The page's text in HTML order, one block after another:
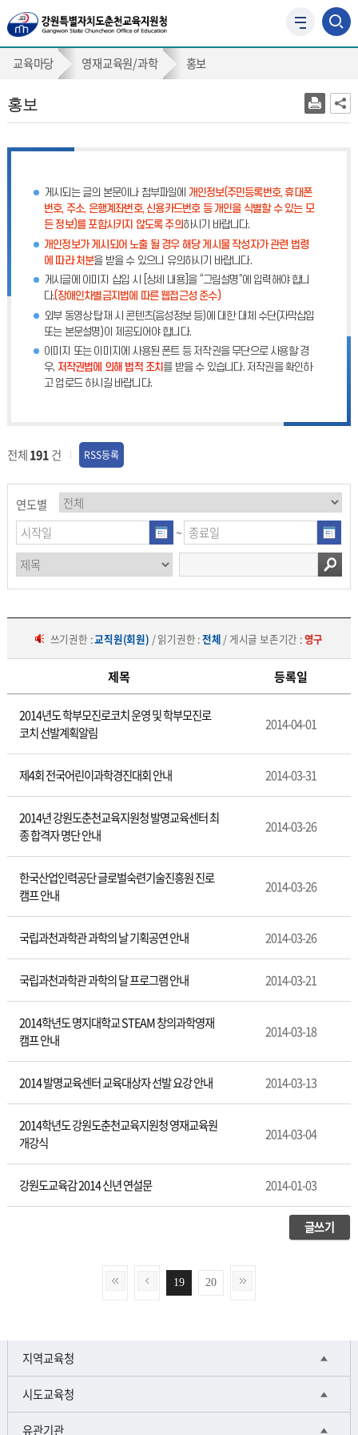
사
가
홍교육마당 영재교육원/과학 홍보
홍보
게시되는 글의 본문이나 첨부파일에 개인정보(주민등록번호, 휴대폰
번호, 주소, 은행계좌번호, 신용카드번호 등 개인을 식별할 수 있는 모
든 정보)를 포함시키지 않도록 주의하시기 바랍니다.
개인정보가 게시되어 노출 될 경우 해당 게시물 작성자가 관련 법령
에 따라 처분을 받을 수 있으니 유의하시기 바랍니다.
게시글에 이미지 삽입 시 [상세 내용]을 “그림설명”에 입력해야 합니
다.(장애인차별금지법에 따른 웹접근성 준수)
외부 동영상 탑재 시 콘텐츠(음성정보 등)에 대한 대체 수단(자막삽입
또는 본문설명)이 제공되어야 합니다.
이미지 또는 이미지에 사용된 폰트 등 저작권을 무단으로 사용할 경
우, 저작권법에 의해 법적 조치 를 받을 수 있습니다. 저작권을 확인하
고 업로드 하시길 바랍니다.
전체191건 RSS등록
연도별
~
쓰기권한 :교직원(회원) / 읽기권한 :전체 / 게시글 보존기간 :영구
제목 등록일
2014년도 학부모진로코치 운영 및 학부모진로
코치 선발계획알림
2014-04-01
제4회 전국어린이과학경진대회 안내 2014-03-31
2014년 강원도춘천교육지원청 발명교육센터 최
종 합격자 명단 안내
2014-03-26
한국산업인력공단 글로벌숙련기술진흥원 진로
캠프 안내
2014-03-26
국립과천과학관 과학의 날 기획공연 안내 2014-03-26
국립과천과학관 과학의 달 프로그램 안내 2014-03-21
2014학년도 명지대학교 STEAM 창의과학영재
캠프 안내
2014-03-18
2014 발명교육센터 교육대상자 선발 요강 안내 2014-03-13
2014학년도 강원도춘천교육지원청 영재교육원
개강식
2014-03-04
강원도교육감 2014 신년 연설문 2014-01-03
글쓰기
19 20
지역교육청
시도교육청
유관기관